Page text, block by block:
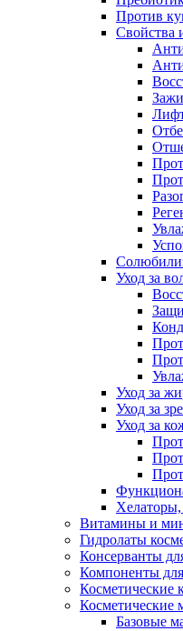
Против
Свойства
Уход за
Уход за
Уход за
Уход за
Хелаторы,
Витамины и
Гидролаты
Консерванты
Компоненты
Косметические
Косметические
Базовые